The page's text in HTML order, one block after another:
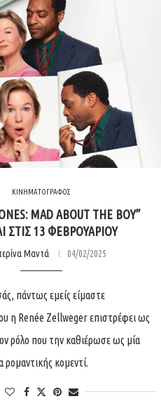
ΚΙΝΗΜΑΤΟΓΡΑΦΟΣ
MAD ABOUT THE BOY”
ΣΤΙΣ 13 ΦΕΒΡΟΥΑΡΙΟΥ
Μαντά 04/02/2025
πάντως εμείς είμαστε
η Renée Zellweger επιστρέφει ως
ρόλο που την καθιέρωσε ως μία
ρομαντικής κομεντί.